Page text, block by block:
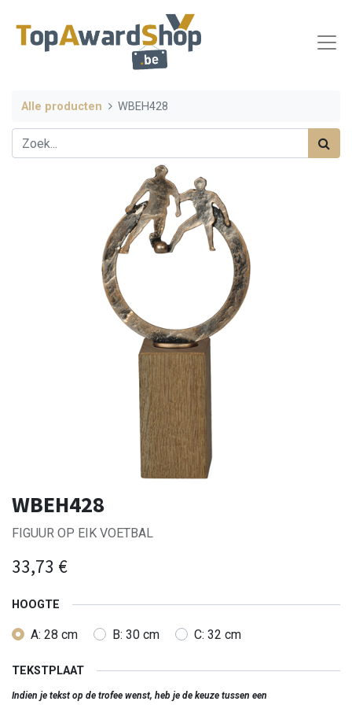
Alle producten WBEH428
WBEH428
FIGUUR OP EIK VOETBAL
33,73 €
HOOGTE
A: 28 cm B: 30 cm C: 32 cm
TEKSTPLAAT
Indien je tekst op de trofee wenst, heb je de keuze tussen een